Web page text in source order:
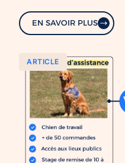
EN SAVOIR PLUS
ARTICLE